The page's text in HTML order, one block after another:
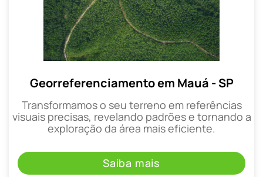
Georreferenciamento em Mauá - SP
Transformamos o seu terreno em referências
visuais precisas, revelando padrões e tornando a
exploração da área mais eficiente.
Saiba mais